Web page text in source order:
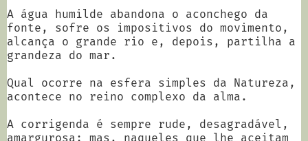
A água humilde abandona o aconchego da
fonte, sofre os impositivos do movimento,
alcança o grande rio e, depois, partilha a
grandeza do mar.
Qual ocorre na esfera simples da Natureza,
acontece no reino complexo da alma.
A corrigenda é sempre rude, desagradável,
amargurosa; mas, naqueles que lhe aceitam